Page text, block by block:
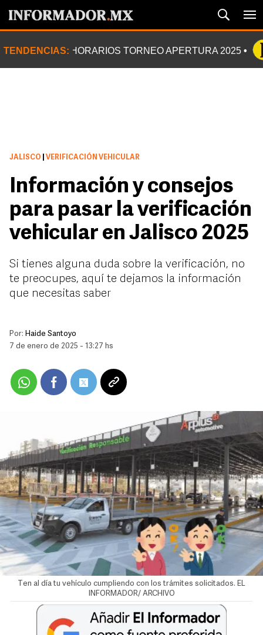
TENDENCIAS: HORARIOS TORNEO APERTURA 2025
JALISCO VERIFICACIÓN VEHICULAR
Información y consejos
para pasar la verificación
vehicular en Jalisco 2025
Si tienes alguna duda sobre la verificación, no
te preocupes, aquí te dejamos la información
que necesitas saber
Por: Haide Santoyo
7 de enero de 2025 - 13:27 hs
Ten al día tu vehículo cumpliendo con los trámites solicitados. EL
INFORMADOR/ ARCHIVO